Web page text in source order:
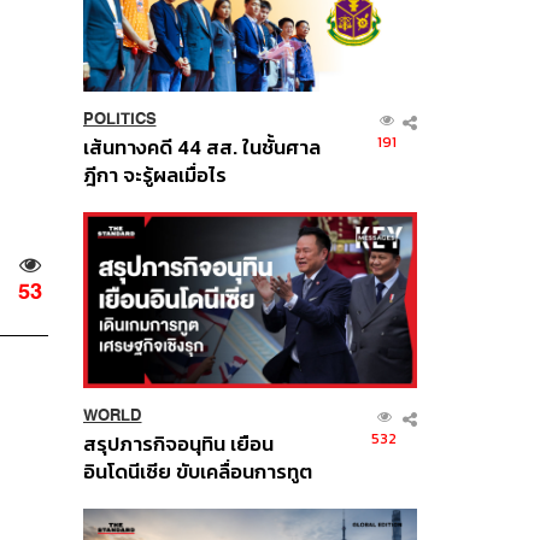
53
POLITICS
เส้นทางคดี 44 สส. ในชั้นศาล
ฎีกา จะรู้ผลเมื่อไร
191
WORLD
สรุปภารกิจอนุทิน เยือน
อินโดนีเซีย ขับเคลื่อนการทูต
ส่วนยุทธศาสตร์ไทย –
532